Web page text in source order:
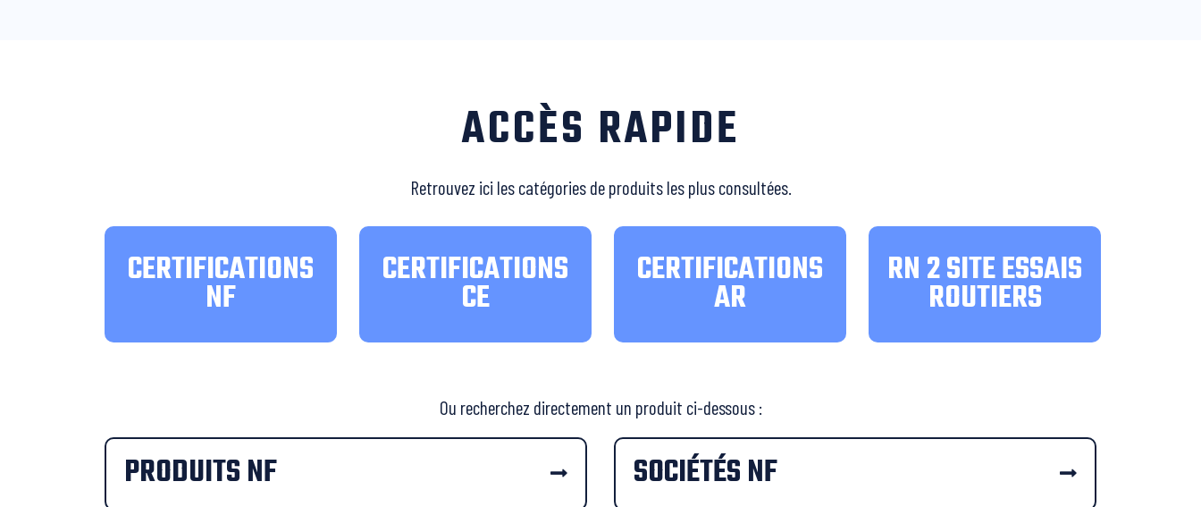
ACCÈS RAPIDE
Retrouvez ici les catégories de produits les plus consultées.
CERTIFICATIONS
NF
CERTIFICATIONS
CE
CERTIFICATIONS
AR
RN 2 SITE ESSAIS
ROUTIERS
Ou recherchez directement un produit ci-dessous :
PRODUITS NF SOCIÉTÉS NF